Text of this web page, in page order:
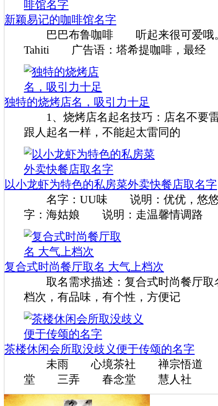
新颖易记的咖啡馆名字
巴巴布鲁咖啡 听起来很可爱
Tahiti 广告语：塔希提咖啡，最经
独特的烧烤店名，吸引力十足
1、烧烤店名起名技巧：店名不
跟人起名一样，不能起太雷同的
以小龙虾为特色的私房菜外卖快餐店取名字
名字：UU味 说明：优优，悠
字：海姑娘 说明：走温馨情调路
复合式时尚餐厅取名 大气上档次
取名需求描述：复合式时尚餐厅取
档次，有品味，有个性，方便记
茶楼休闲会所取没歧义便于传颂的名字
未雨 心境茶社 禅宗悟道
堂 三弄 春念堂 慧人社